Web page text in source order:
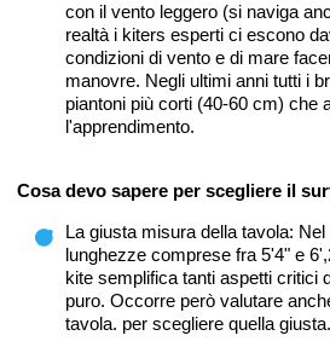
con il vento leggero (si naviga
realtà i kiters esperti ci escono
condizioni di vento e di mare
manovre. Negli ultimi anni tutti i
piantoni più corti (40-60 cm) che
l'apprendimento.
Cosa devo sapere per scegliere il
La giusta misura della tavola:
lunghezze comprese fra 5'4" e
kite semplifica tanti aspetti critici
puro. Occorre però valutare
tavola. per scegliere quella giusta.